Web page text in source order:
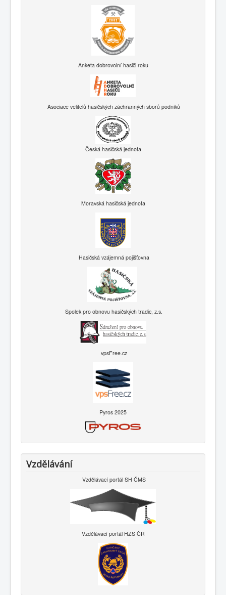
Anketa dobrovolní hasiči roku
Asociace velitelů hasičských záchranných sborů podniků
Česká hasičská jednota
Moravská hasičská jednota
Hasičská vzájemná pojišťovna
Spolek pro obnovu hasičských tradic, z.s.
vpsFree.cz
Pyros 2025
Vzdělávání
Vzdělávací portál SH ČMS
Vzdělávací portál HZS ČR